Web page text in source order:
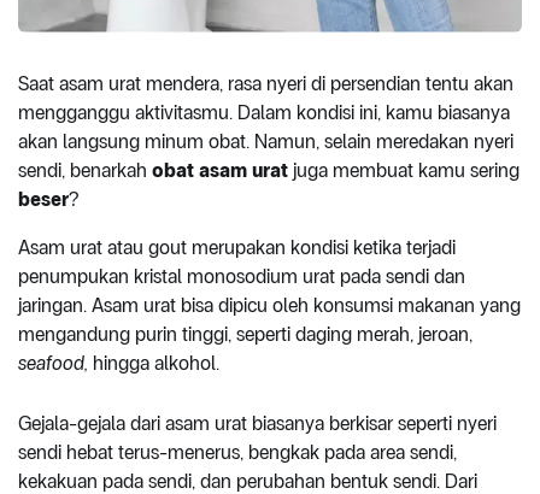
Saat asam urat mendera, rasa nyeri di persendian tentu akan
mengganggu aktivitasmu. Dalam kondisi ini, kamu biasanya
akan langsung minum obat. Namun, selain meredakan nyeri
sendi, benarkah obat asam urat juga membuat kamu sering
beser?
Asam urat atau gout merupakan kondisi ketika terjadi
penumpukan kristal monosodium urat pada sendi dan
jaringan. Asam urat bisa dipicu oleh konsumsi makanan yang
mengandung purin tinggi, seperti daging merah, jeroan,
seafood, hingga alkohol.
Gejala-gejala dari asam urat biasanya berkisar seperti nyeri
sendi hebat terus-menerus, bengkak pada area sendi,
kekakuan pada sendi, dan perubahan bentuk sendi. Dari